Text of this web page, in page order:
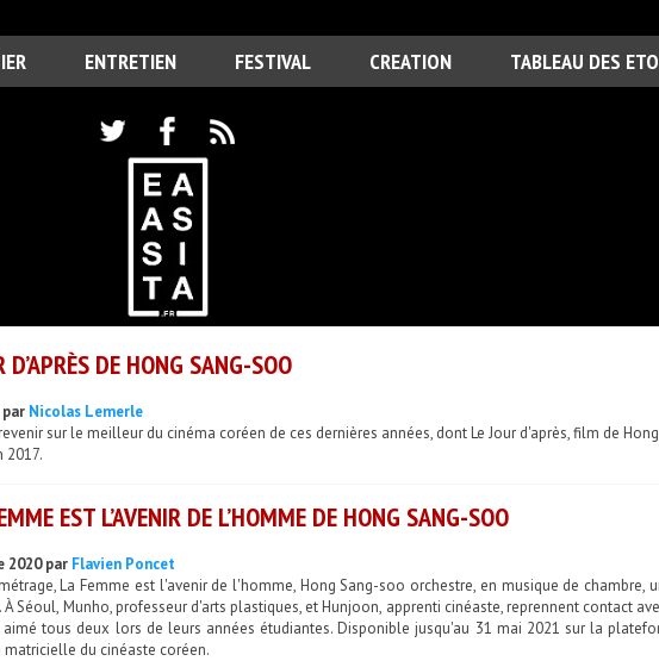
ENTRETIEN FESTIVAL CREATION TABLEAU DES
DE HONG SANG-SOO
Nicolas Lemerle
sur le meilleur du cinéma coréen de ces dernières années, dont Le Jour d'après, film de
2017.
EST L’AVENIR DE L’HOMME DE HONG SANG-SOO
2020 par Flavien Poncet
La Femme est l'avenir de l'homme, Hong Sang-soo orchestre, en musique de chambre,
Séoul, Munho, professeur d'arts plastiques, et Hunjoon, apprenti cinéaste, reprennent contact
tous deux lors de leurs années étudiantes. Disponible jusqu'au 31 mai 2021 sur la
du cinéaste coréen.